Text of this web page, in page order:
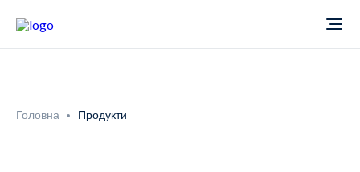
Новини
Головна Продукти